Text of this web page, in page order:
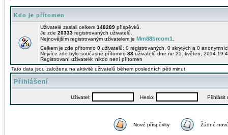
Kdo je přítomen
Uživatelé zaslali celkem 148289 příspěvků.
Je zde 20333 registrovaných uživatelů.
Nejnovějším registrovaným uživatelem je Mm88brcom1
Celkem je zde přítomno 0 uživatelů: 0 registrovaných, 0 skrytých a 0
Nejvíce zde bylo současně přítomno 83 uživatelů dne ne 25. květen, 2014
Registrovaní uživatelé: nikdo není přítomen
Tato data jsou založena na aktivitě uživatelů během posledních pěti minut
Přihlášení
Uživatel: Heslo: Přihlásit
Nové příspěvky Žádné